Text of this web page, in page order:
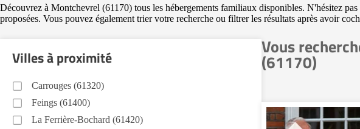
Découvrez à Montchevrel (61170) tous les hébergements familiaux disponibles. N'hésitez
proposées. Vous pouvez également trier votre recherche ou filtrer les résultats après avoir
Vous
(61170)
Villes à proximité
Carrouges (61320)
Feings (61400)
La Ferrière-Bochard (61420)